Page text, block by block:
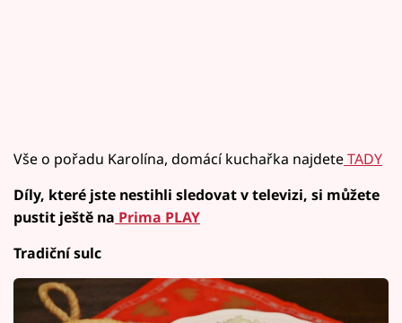
Vše o pořadu Karolína, domácí kuchařka najdeteTADY
Díly, které jste nestihli sledovat v televizi, si můžete
pustit ještě na Prima PLAY
Tradiční sulc